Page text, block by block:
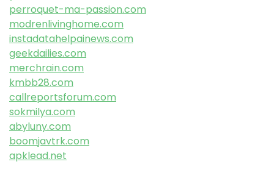
perroquet-ma-passion.com
modrenlivinghome.com
instadatahelpainews.com
geekdailies.com
merchrain.com
kmbb28.com
callreportsforum.com
sokmilya.com
abyluny.com
boomjavtrk.com
apklead.net